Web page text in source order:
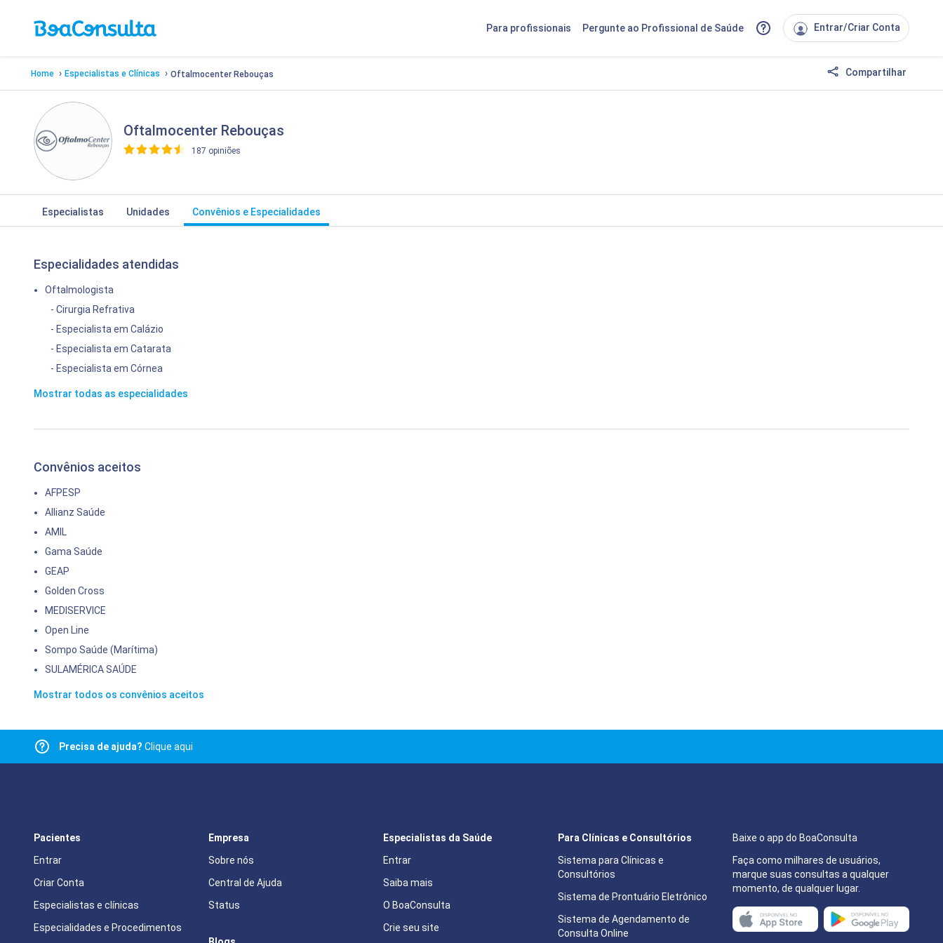
Para profissionais Pergunte ao Profissional de Saúde Entrar/Criar Conta
Home › Especialistas e Clínicas › Oftalmocenter Rebouças Compartilhar
Oftalmocenter Rebouças
187 opiniões
Especialistas Unidades Convênios e Especialidades
Especialidades atendidas
Oftalmologista
- Cirurgia Refrativa
- Especialista em Calázio
- Especialista em Catarata
- Especialista em Córnea
Mostrar todas as especialidades
Convênios aceitos
AFPESP
Allianz Saúde
AMIL
Gama Saúde
GEAP
Golden Cross
MEDISERVICE
Open Line
Sompo Saúde (Marítima)
SULAMÉRICA SAÚDE
Mostrar todos os convênios aceitos
Precisa de ajuda? Clique aqui
Baixe o app do BoaConsulta
Faça como milhares de usuários,
marque suas consultas a qualquer
momento, de qualquer lugar.
Pacientes
Entrar
Criar Conta
Especialistas e clínicas
Especialidades e Procedimentos
Empresa
Sobre nós
Central de Ajuda
Status
Especialistas da Saúde
Entrar
Saiba mais
O BoaConsulta
Crie seu site
Para Clínicas e Consultórios
Sistema para Clínicas e
Consultórios
Sistema de Prontuário Eletrônico
Sistema de Agendamento de
Consulta Online